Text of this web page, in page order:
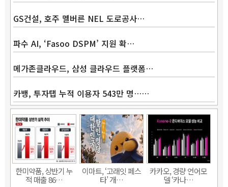
GS건설, 호주 멜버른 NEL 도로공사…
파수 AI, ‘Fasoo DSPM’ 지원 확…
메가존클라우드, 삼성 클라우드 플랫폼…
카뱅, 투자탭 누적 이용자 543만 명……
한미약품, 상반기 누
적 매출 86…
이마트, ‘고래잇 페스
타’ 개…
카카오, 경량 언어모
델 ‘카나…